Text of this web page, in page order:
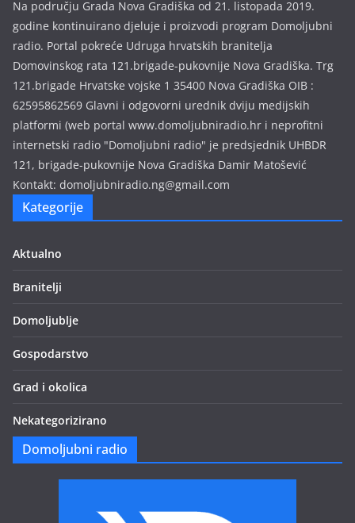
s
i
j
a
Na području Grada Nova Gradiška od 21. listopada 2019.
godine kontinuirano djeluje i proizvodi program Domoljubni
radio. Portal pokreće Udruga hrvatskih branitelja
Domovinskog rata 121.brigade-pukovnije Nova Gradiška. Trg
121.brigade Hrvatske vojske 1 35400 Nova Gradiška OIB :
62595862569 Glavni i odgovorni urednik dviju medijskih
platformi (web portal www.domoljubniradio.hr i neprofitni
internetski radio "Domoljubni radio" je predsjednik UHBDR
121, brigade-pukovnije Nova Gradiška Damir Matošević
Kontakt: domoljubniradio.ng@gmail.com
Kategorije
Aktualno
Branitelji
Domoljublje
Gospodarstvo
Grad i okolica
Nekategorizirano
Domoljubni radio